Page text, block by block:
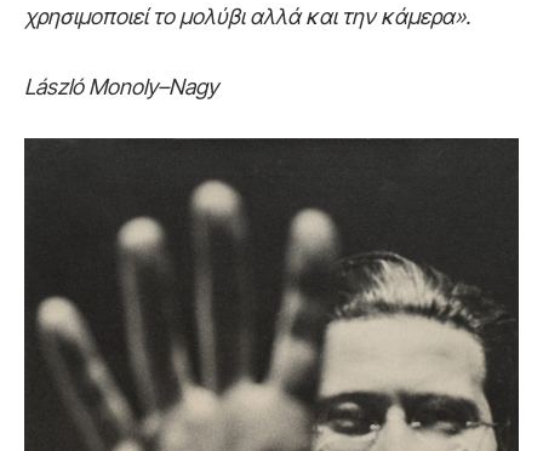
χρησιμοποιεί το μολύβι αλλά και την κάμερα».
LászlóMonoly–Nagy